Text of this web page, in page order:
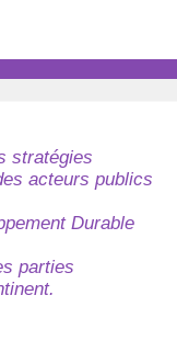
stratégies
acteurs publics
Durable
parties